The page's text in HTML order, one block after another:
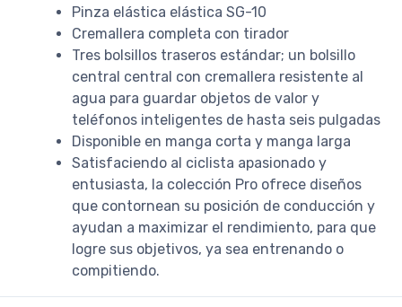
Pinza elástica elástica SG-10
Cremallera completa con tirador
Tres bolsillos traseros estándar; un bolsillo
central central con cremallera resistente al
agua para guardar objetos de valor y
teléfonos inteligentes de hasta seis pulgadas
Disponible en manga corta y manga larga
Satisfaciendo al ciclista apasionado y
entusiasta, la colección Pro ofrece diseños
que contornean su posición de conducción y
ayudan a maximizar el rendimiento, para que
logre sus objetivos, ya sea entrenando o
compitiendo.